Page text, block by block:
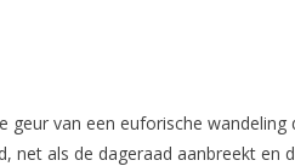
geur van een euforische wandeling
net als de dageraad aanbreekt en